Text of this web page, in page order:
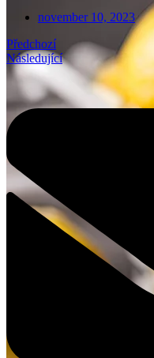
november 10, 2023
Předchozí
Následující